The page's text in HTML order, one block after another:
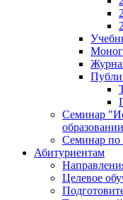
Семинар
Семинар по
Абитуриентам
Целевое